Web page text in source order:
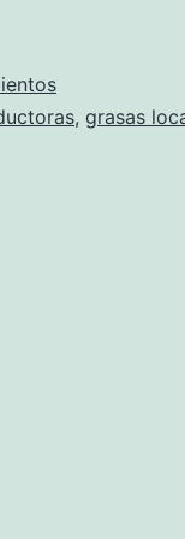
, grasas